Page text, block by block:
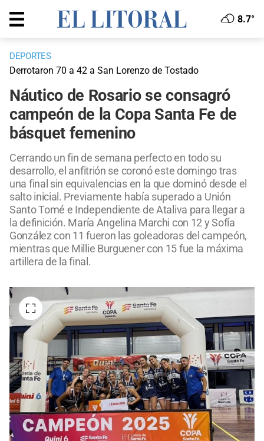
8.7°
DEPORTES
Derrotaron 70 a 42 a San Lorenzo de Tostado
Náutico de Rosario se consagró
campeón de la Copa Santa Fe de
básquet femenino
Cerrando un fin de semana perfecto en todo su
desarrollo, el anfitrión se coronó este domingo tras
una final sin equivalencias en la que dominó desde el
salto inicial. Previamente había superado a Unión
Santo Tomé e Independiente de Ataliva para llegar a
la definición. María Angelina Marchi con 12 y Sofía
González con 11 fueron las goleadoras del campeón,
mientras que Millie Burguener con 15 fue la máxima
artillera de la final.